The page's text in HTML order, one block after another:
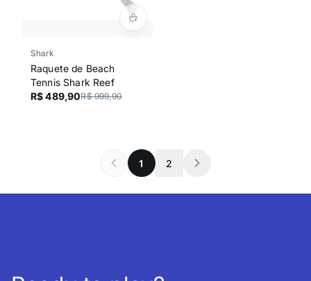
Shark
Raquete de Beach
Tennis Shark Reef
R$ 489,90R$ 999,90
1 2